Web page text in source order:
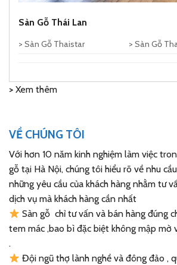
Sàn Gỗ Thái Lan
> Sàn Gỗ Thaistar > Sàn Gỗ
> Xem thêm
VỀ CHÚNG TÔI
Với hơn 10 năm kinh nghiệm làm việc
gỗ tại Hà Nội, chúng tôi hiểu rõ về nhu
những yêu cầu của khách hàng nhằm tư
dịch vụ mà khách hàng cần nhất
Sàn gỗ chỉ tư vấn và bán hàng đúng
tem mác ,bao bì đặc biệt không mập mờ
.
Đội ngũ thợ lành nghề và đông đảo ,